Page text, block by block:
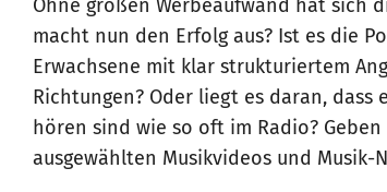
Ohne großen Werbeaufwand hat sich
macht nun den Erfolg aus? Ist es die
Erwachsene mit klar strukturiertem
Richtungen? Oder liegt es daran,
hören sind wie so oft im Radio?
ausgewählten Musikvideos und Musik-